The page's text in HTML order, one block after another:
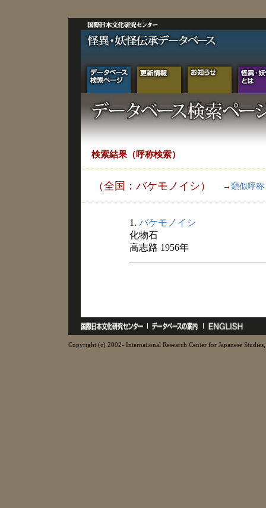
検索結果（呼称検索）
（全国：バケモノイシ） → 類似呼称
1. バケモノイシ
化物石
高志路 1956年
Copyright (c) 2002- International Research Center for Japanese